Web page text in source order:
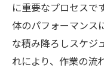
に重要なプロセスで
体のパフォーマンス
な積み降ろしスケジ
れにより、作業の流